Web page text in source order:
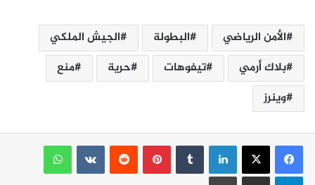
الأمن الرياضي البطولة
الجيش الملكي
بلاك أرمي
تيفوهات حرية
منع
وينرز
لينكدإن بينتيريست
واتساب
تيلقرام مشاركة عبر البريد طباعة